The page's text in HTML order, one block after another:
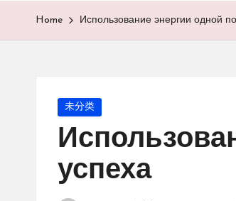
Home Использование энергии одной
Posted
未分类
успеха